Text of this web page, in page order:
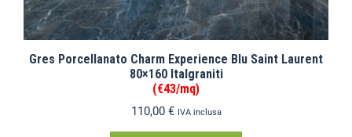
Gres Porcellanato Charm Experience Blu Saint Laurent
80×160 Italgraniti
(€43/mq)
110,00 € IVA inclusa